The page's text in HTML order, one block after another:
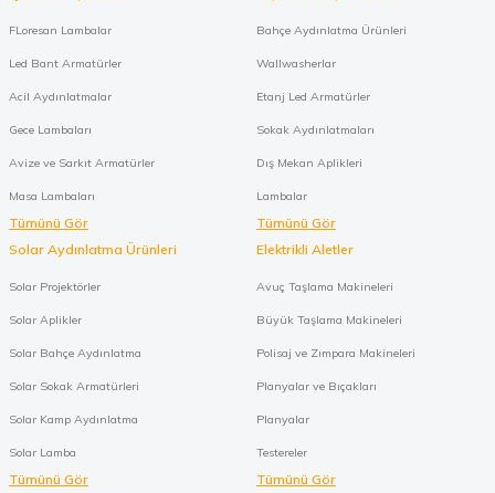
FLoresan Lambalar
Led Bant Armatürler
Acil Aydınlatmalar
Gece Lambaları
Avize ve Sarkıt Armatürler
Masa Lambaları
Tümünü Gör
Bahçe Aydınlatma Ürünleri
Wallwasherlar
Etanj Led Armatürler
Sokak Aydınlatmaları
Dış Mekan Aplikleri
Lambalar
Tümünü Gör
Solar Aydınlatma Ürünleri
Solar Projektörler
Solar Aplikler
Solar Bahçe Aydınlatma
Solar Sokak Armatürleri
Solar Kamp Aydınlatma
Solar Lamba
Tümünü Gör
Elektrikli Aletler
Avuç Taşlama Makineleri
Büyük Taşlama Makineleri
Polisaj ve Zımpara Makineleri
Planyalar ve Bıçakları
Planyalar
Testereler
Tümünü Gör